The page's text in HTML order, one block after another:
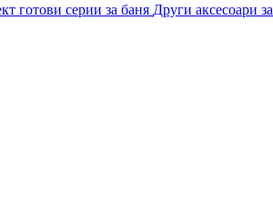
готови серии за баня Други аксесоари